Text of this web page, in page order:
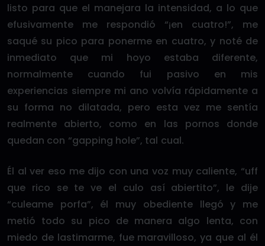
listo para que el manejara la intensidad, a lo que
efusivamente me respondió “¡en cuatro!”, me
saqué su pico para ponerme en cuatro, y noté de
inmediato que mi hoyo estaba diferente,
normalmente cuando fui pasivo en mis
experiencias siempre mi ano volvía rápidamente a
su forma no dilatada, pero esta vez me sentía
realmente abierto, como en las pornos donde
quedan con “gapping hole”, tal cual.
Él al ver eso me dijo con una voz muy caliente, “uff
que rico se te ve el culo así abiertito”, le dije
“culeame porfa”, él muy obediente llegó y me
metió todo su pico de manera algo lenta, con
miedo de lastimarme, fue maravilloso, ya que al él